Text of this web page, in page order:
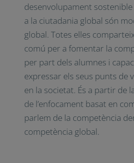
desenvolupament sostenible
a la ciutadania global són
global. Totes elles
comú per a fomentar la
per part dels alumnes i
expressar els seus punts de
en la societat. És a partir de
de l’enfocament basat en
parlem de la competència
competència global.